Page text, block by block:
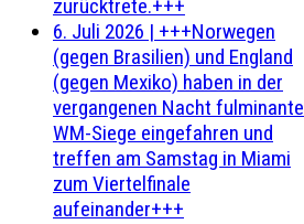
zurücktrete.+++
6. Juli 2026 | +++Norwegen
(gegen Brasilien) und England
(gegen Mexiko) haben in der
vergangenen Nacht fulminante
WM-Siege eingefahren und
treffen am Samstag in Miami
zum Viertelfinale
aufeinander+++